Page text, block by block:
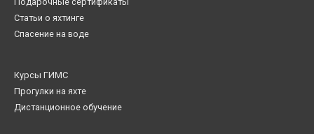
Статьи о яхтинге
Спасение на воде
Курсы ГИМС
Прогулки на яхте
Дистанционное обучение